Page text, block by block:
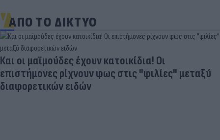
ΑΠΟ ΤΟ ΔΙΚΤΥΟ
Και οι μαϊμούδες έχουν κατοικίδια! Οι
επιστήμονες ρίχνουν φως στις "φιλίες" μεταξύ
διαφορετικών ειδών